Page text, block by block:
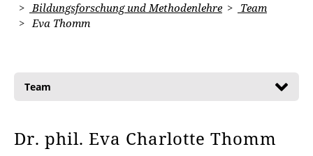
Bildungsforschung und Methodenlehre
Team
Eva Thomm
Team
Dr. phil. Eva Charlotte Thomm